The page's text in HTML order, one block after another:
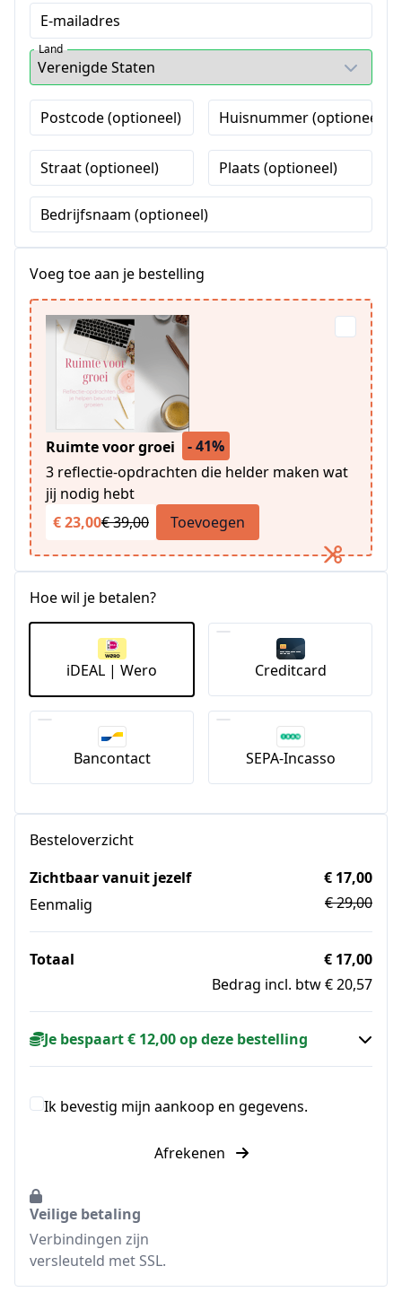
E-mailadres
Land
Postcode (optioneel) Huisnummer (optioneel)
Straat (optioneel) Plaats (optioneel)
Bedrijfsnaam (optioneel)
Voeg toe aan je bestelling
Ruimte voor groei
- 41%
3 reflectie-opdrachten die helder maken wat
jij nodig hebt
€ 23,00€ 39,00 Toevoegen
Hoe wil je betalen?
iDEAL | Wero Creditcard
Bancontact SEPA-Incasso
Besteloverzicht
Zichtbaar vanuit jezelf
Eenmalig
€ 17,00
€ 29,00
Totaal
€ 17,00
Bedrag incl. btw € 20,57
Je bespaart € 12,00 op deze bestelling
Ik bevestig mijn aankoop en gegevens.
Afrekenen
Veilige betaling
Verbindingen zijn
versleuteld met SSL.